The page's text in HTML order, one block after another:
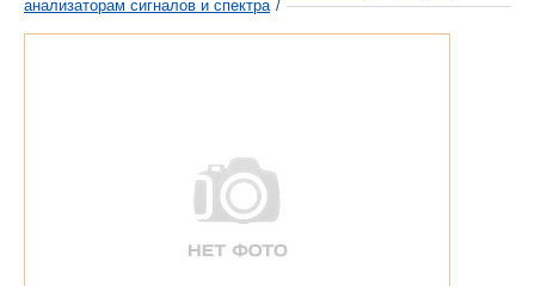
анализаторам сигналов и спектра /